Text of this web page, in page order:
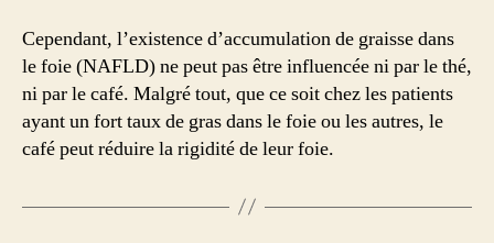
Cependant, l’existence d’accumulation de graisse dans
le foie (NAFLD) ne peut pas être influencée ni par le thé,
ni par le café. Malgré tout, que ce soit chez les patients
ayant un fort taux de gras dans le foie ou les autres, le
café peut réduire la rigidité de leur foie.